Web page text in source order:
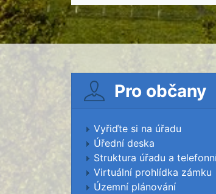
Pro občany
Vyřiďte si na úřadu
Úřední deska
Struktura úřadu a
Virtuální prohlídka zámku
Územní plánování